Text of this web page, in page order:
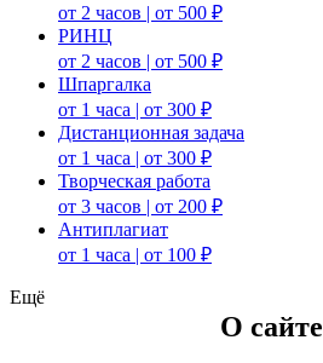
от 2 часов | от 500 ₽
РИНЦ
от 2 часов | от 500 ₽
Шпаргалка
от 1 часа | от 300 ₽
Дистанционная задача
от 1 часа | от 300 ₽
Творческая работа
от 3 часов | от 200 ₽
Антиплагиат
от 1 часа | от 100 ₽
Ещё
О сайте